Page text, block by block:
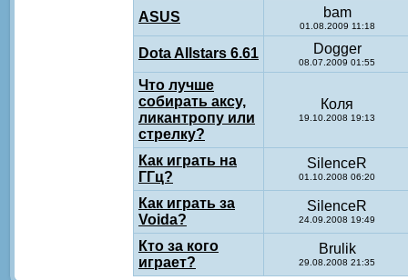
ASUS bam
01.08.2009 11:18
Dota Allstars 6.61 Dogger
08.07.2009 01:55
Что лучше
собирать аксу,
ликантропу или
стрелку?
Коля
19.10.2008 19:13
Как играть на
ГГц?
SilenceR
01.10.2008 06:20
Как играть за
Voida?
SilenceR
24.09.2008 19:49
Кто за кого
играет?
Brulik
29.08.2008 21:35